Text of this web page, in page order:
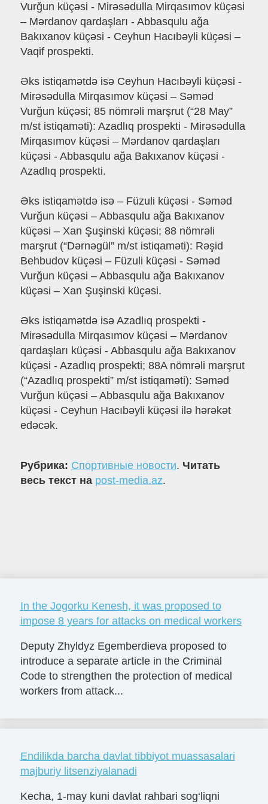
Vurğun küçəsi - Mirəsədulla Mirqasımov küçəsi
– Mərdanov qardaşları - Abbasqulu ağa
Bakıxanov küçəsi - Ceyhun Hacıbəyli küçəsi –
Vaqif prospekti.
Əks istiqamətdə isə Ceyhun Hacıbəyli küçəsi -
Mirəsədulla Mirqasımov küçəsi – Səməd
Vurğun küçəsi; 85 nömrəli marşrut (“28 May”
m/st istiqaməti): Azadlıq prospekti - Mirəsədulla
Mirqasımov küçəsi – Mərdanov qardaşları
küçəsi - Abbasqulu ağa Bakıxanov küçəsi -
Azadlıq prospekti.
Əks istiqamətdə isə – Füzuli küçəsi - Səməd
Vurğun küçəsi – Abbasqulu ağa Bakıxanov
küçəsi – Xan Şuşinski küçəsi; 88 nömrəli
marşrut (“Dərnəgül” m/st istiqaməti): Rəşid
Behbudov küçəsi – Füzuli küçəsi - Səməd
Vurğun küçəsi – Abbasqulu ağa Bakıxanov
küçəsi – Xan Şuşinski küçəsi.
Əks istiqamətdə isə Azadlıq prospekti -
Mirəsədulla Mirqasımov küçəsi – Mərdanov
qardaşları küçəsi - Abbasqulu ağa Bakıxanov
küçəsi - Azadlıq prospekti; 88A nömrəli marşrut
(“Azadlıq prospekti” m/st istiqaməti): Səməd
Vurğun küçəsi – Abbasqulu ağa Bakıxanov
küçəsi - Ceyhun Hacıbəyli küçəsi ilə hərəkət
edəcək.
Рубрика: Спортивные новости. Читать
весь текст на post-media.az.
In the Jogorku Kenesh, it was proposed to
impose 8 years for attacks on medical workers
Deputy Zhyldyz Egemberdieva proposed to
introduce a separate article in the Criminal
Code to strengthen the protection of medical
workers from attack...
Endilikda barcha davlat tibbiyot muassasalari
majburiy litsenziyalanadi
Kecha, 1-may kuni davlat rahbari sog‘liqni